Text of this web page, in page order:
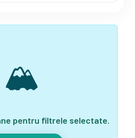
🏔
pentru filtrele selectate.